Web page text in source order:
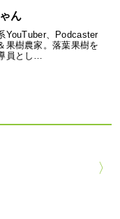
ん
YouTuber、Podcaster
果樹農家。落葉果樹を
員とし…